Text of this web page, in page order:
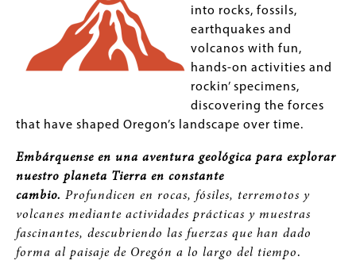
into rocks, fossils,
earthquakes and
volcanos with fun,
hands-on activities and
rockin’ specimens,
discovering the forces
that have shaped Oregon’s landscape over time.
Embárquense en una aventura geológica para explorar
nuestro planeta Tierra en constante
cambio. Profundicen en rocas, fósiles, terremotos y
volcanes mediante actividades prácticas y muestras
fascinantes, descubriendo las fuerzas que han dado
forma al paisaje de Oregón a lo largo del tiempo.